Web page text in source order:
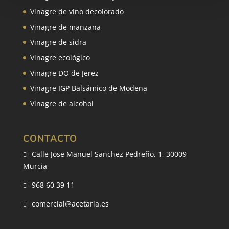
Vinagre de vino decolorado
Vinagre de manzana
Vinagre de sidra
Vinagre ecológico
Vinagre DO de Jerez
Vinagre IGP Balsámico de Modena
Vinagre de alcohol
CONTACTO

Calle Jose Manuel Sanchez Pedreño, 1, 30009
Murcia
 968 60 39 11
 comercial@acetaria.es